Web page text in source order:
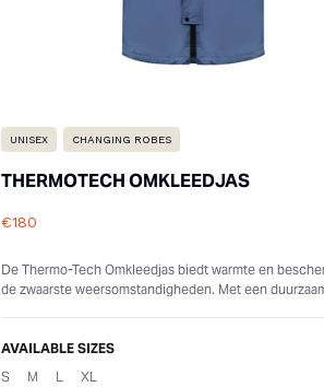
UNISEX CHANGING ROBES
THERMOTECH OMKLEEDJAS
€180
De Thermo-Tech Omkleedjas biedt warmte en
de zwaarste weersomstandigheden. Met een
AVAILABLE SIZES
S
M L XL